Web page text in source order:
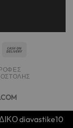
diavastike10